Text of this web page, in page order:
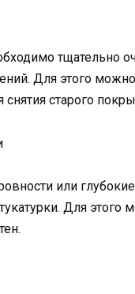
тщательно
Для этого
старого
или
Для